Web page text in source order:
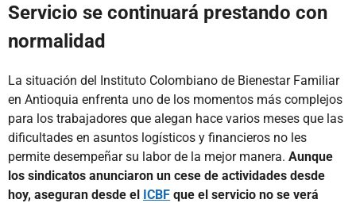
Servicio se continuará prestando con
normalidad
La situación del Instituto Colombiano de Bienestar Familiar
en Antioquia enfrenta uno de los momentos más complejos
para los trabajadores que alegan hace varios meses que las
dificultades en asuntos logísticos y financieros no les
permite desempeñar su labor de la mejor manera. Aunque
los sindicatos anunciaron un cese de actividades desde
hoy, aseguran desde el ICBF que el servicio no se verá